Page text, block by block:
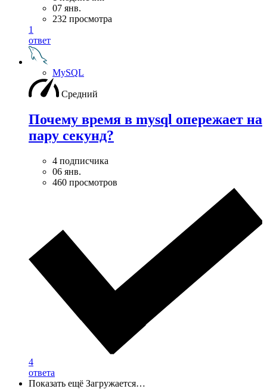
07 янв.
232 просмотра
1
ответ
MySQL
Средний
Почему время в mysql опережает на
пару секунд?
4 подписчика
06 янв.
460 просмотров
4
ответа
Показать ещё Загружается…